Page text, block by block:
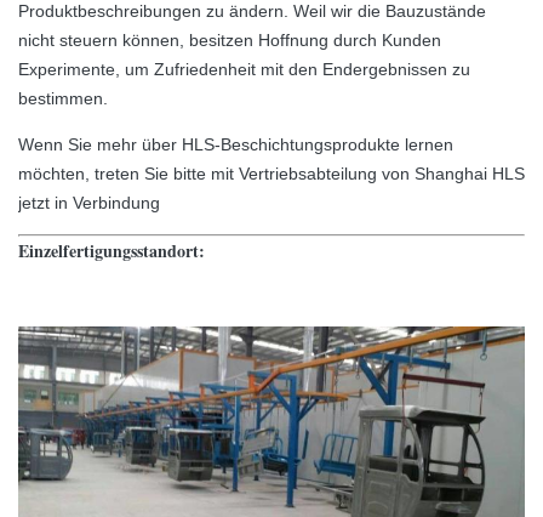
Produktbeschreibungen zu ändern. Weil wir die Bauzustände
nicht steuern können, besitzen Hoffnung durch Kunden
Experimente, um Zufriedenheit mit den Endergebnissen zu
bestimmen.
Wenn Sie mehr über HLS-Beschichtungsprodukte lernen
möchten, treten Sie bitte mit Vertriebsabteilung von Shanghai HLS
jetzt in Verbindung
Einzelfertigungsstandort: